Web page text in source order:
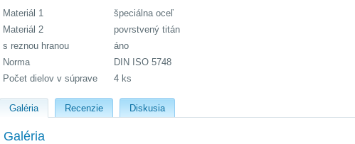
Materiál 1
špeciálna oceľ
Materiál 2
povrstvený titán
s reznou hranou
áno
Norma
DIN ISO 5748
Počet dielov v súprave
4 ks
Galéria Recenzie Diskusia
Galéria